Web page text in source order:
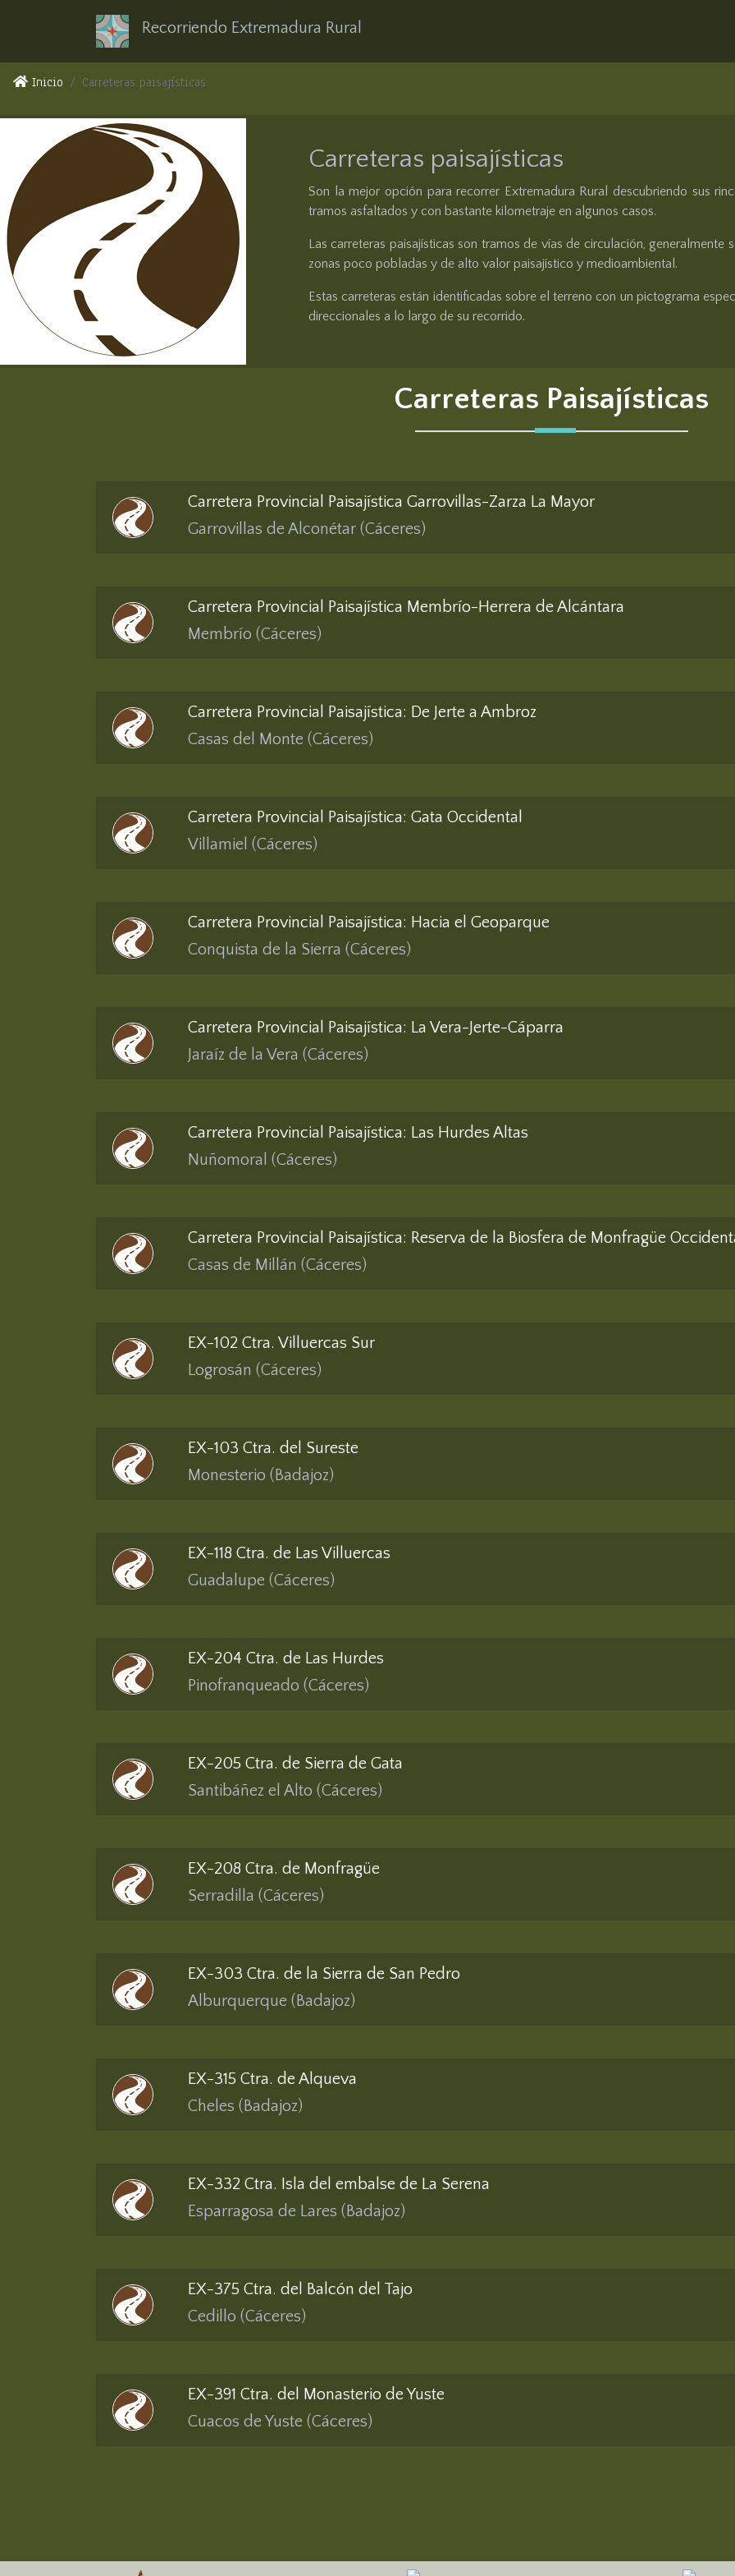
Recorriendo Extremadura Rural
Inicio Carreteras paisajísticas
Carreteras paisajísticas
Son la mejor opción para recorrer Extremadura Rural descubriendo sus
tramos asfaltados y con bastante kilometraje en algunos casos.
Las carreteras paisajísticas son tramos de vías de circulación,
zonas poco pobladas y de alto valor paisajístico y medioambiental.
Estas carreteras están identificadas sobre el terreno con un pictograma
direccionales a lo largo de su recorrido.
Carreteras Paisajísticas
Carretera Provincial Paisajística Garrovillas-Zarza La Mayor
Garrovillas de Alconétar (Cáceres)
Carretera Provincial Paisajística Membrío-Herrera de Alcántara
Membrío (Cáceres)
Carretera Provincial Paisajística: De Jerte a Ambroz
Casas del Monte (Cáceres)
Carretera Provincial Paisajística: Gata Occidental
Villamiel (Cáceres)
Carretera Provincial Paisajística: Hacia el Geoparque
Conquista de la Sierra (Cáceres)
Carretera Provincial Paisajística: La Vera-Jerte-Cáparra
Jaraíz de la Vera (Cáceres)
Carretera Provincial Paisajística: Las Hurdes Altas
Nuñomoral (Cáceres)
Carretera Provincial Paisajística: Reserva de la Biosfera de Monfragüe
Casas de Millán (Cáceres)
EX-102 Ctra. Villuercas Sur
Logrosán (Cáceres)
EX-103 Ctra. del Sureste
Monesterio (Badajoz)
EX-118 Ctra. de Las Villuercas
Guadalupe (Cáceres)
EX-204 Ctra. de Las Hurdes
Pinofranqueado (Cáceres)
EX-205 Ctra. de Sierra de Gata
Santibáñez el Alto (Cáceres)
EX-208 Ctra. de Monfragüe
Serradilla (Cáceres)
EX-303 Ctra. de la Sierra de San Pedro
Alburquerque (Badajoz)
EX-315 Ctra. de Alqueva
Cheles (Badajoz)
EX-332 Ctra. Isla del embalse de La Serena
Esparragosa de Lares (Badajoz)
EX-375 Ctra. del Balcón del Tajo
Cedillo (Cáceres)
EX-391 Ctra. del Monasterio de Yuste
Cuacos de Yuste (Cáceres)